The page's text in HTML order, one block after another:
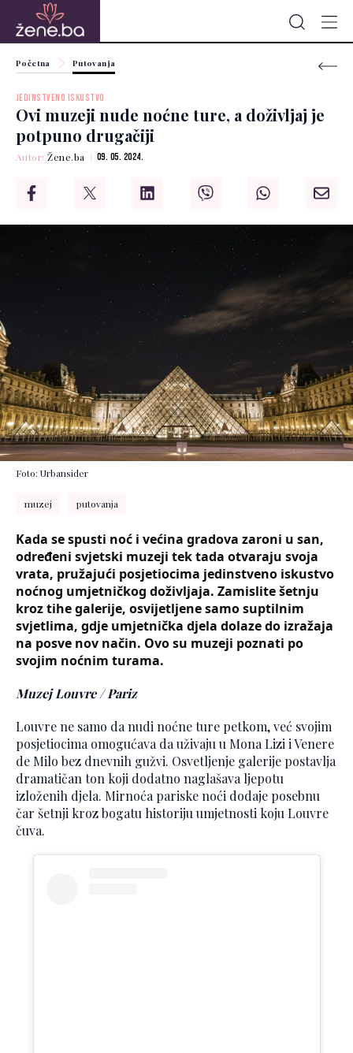
Početna Putovanja
JEDINSTVENO ISKUSTVO
Ovi muzeji nude noćne ture, a doživljaj je
potpuno drugačiji
Autor:Žene.ba 09. 05. 2024.
Foto: Urbansider
muzej putovanja
Kada se spusti noć i većina gradova zaroni u san,
određeni svjetski muzeji tek tada otvaraju svoja
vrata, pružajući posjetiocima jedinstveno iskustvo
noćnog umjetničkog doživljaja. Zamislite šetnju
kroz tihe galerije, osvijetljene samo suptilnim
svjetlima, gdje umjetnička djela dolaze do izražaja
na posve nov način. Ovo su muzeji poznati po
svojim noćnim turama.
Muzej Louvre / Pariz
Louvre ne samo da nudi noćne ture petkom, već svojim
posjetiocima omogućava da uživaju u Mona Lizi i Venere
de Milo bez dnevnih gužvi. Osvetljenje galerije postavlja
dramatičan ton koji dodatno naglašava ljepotu
izloženih djela. Mirnoća pariske noći dodaje posebnu
čar šetnji kroz bogatu historiju umjetnosti koju Louvre
čuva.